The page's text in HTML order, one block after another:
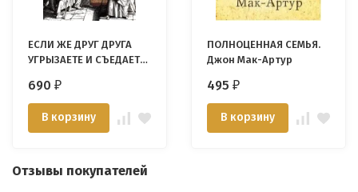
ЕСЛИ ЖЕ ДРУГ ДРУГА
УГРЫЗАЕТЕ И СЪЕДАЕТЕ.
разрешения
конфликтов.
Александр Строк
690 ₽
В корзину
ПОЛНОЦЕННАЯ СЕМЬЯ.
Джон Мак-Артур
495 ₽
В корзину
Отзывы покупателей